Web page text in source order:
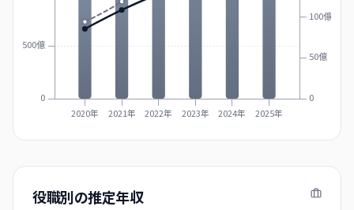
0
500億
0
50億
100億
2020年 2021年 2022年 2023年 2024年 2025年
役職別の推定年収